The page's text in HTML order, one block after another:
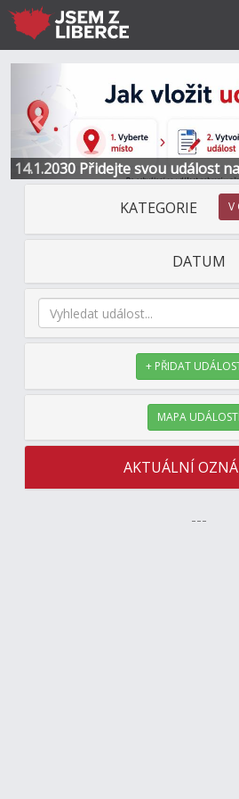
14.1.2030 Přidejte svou událost
Informace a kontakt
KATEGORIE V
DATUM
+ PŘIDAT
MAPA UDÁLOSTÍ
AKTUÁLNÍ
---